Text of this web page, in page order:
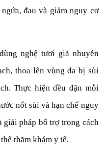
đau và giảm nguy cơ
nghệ tươi giã nhuyễn
thoa lên vùng da bị sùi
Thực hiện đều đặn mỗi
nốt sùi và hạn chế nguy
giải pháp bổ trợ trong cách
thăm khám y tế.